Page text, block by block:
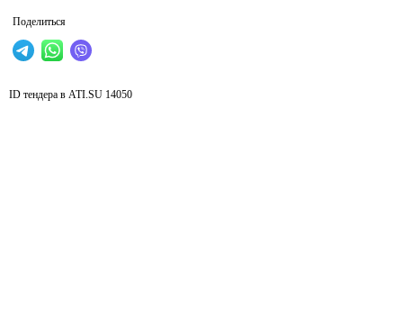
Поделиться
ID тендера в ATI.SU 14050